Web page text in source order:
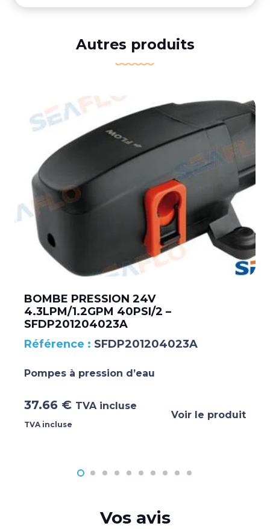
Autres produits
BOMBE PRESSION 24V
4.3LPM/1.2GPM 40PSI/2 –
SFDP201204023A
SFDP201204023A
Pompes à pression d’eau
37.66 € TVA incluse
TVA incluse
Voir le produit
Vos avis